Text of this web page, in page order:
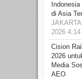
di Asia
2026 4:14
Cision
2026
Media
AEO